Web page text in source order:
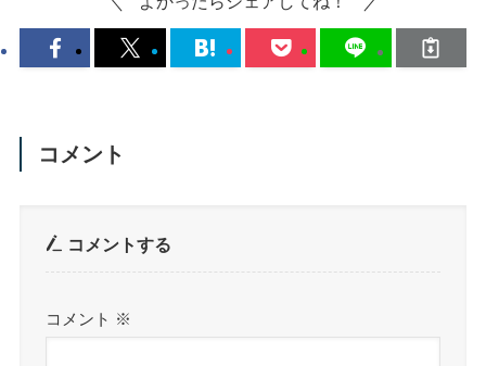
コメント
コメントする
コメント ※